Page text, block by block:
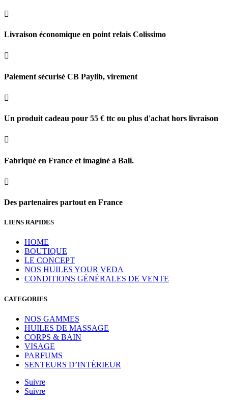

Livraison économique en point relais Colissimo

Paiement sécurisé CB Paylib, virement

Un produit cadeau pour 55 € ttc ou plus d'achat hors livraison

Fabriqué en France et imaginé à Bali.

Des partenaires partout en France
LIENS RAPIDES
HOME
BOUTIQUE
LE CONCEPT
NOS HUILES YOUR VEDA
CONDITIONS GÉNÉRALES DE VENTE
CATEGORIES
NOS GAMMES
HUILES DE MASSAGE
CORPS & BAIN
VISAGE
PARFUMS
SENTEURS D’INTÉRIEUR
Suivre
Suivre